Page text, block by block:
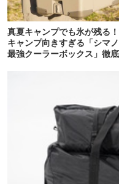
真夏キャンプでも氷が残る
キャンプ向きすぎる「シマ
最強クーラーボックス」徹